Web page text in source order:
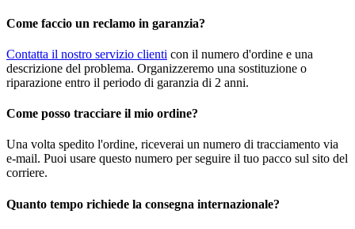
Come faccio un reclamo in garanzia?
Contatta il nostro servizio clienti con il numero d'ordine e una
descrizione del problema. Organizzeremo una sostituzione o
riparazione entro il periodo di garanzia di 2 anni.
Come posso tracciare il mio ordine?
Una volta spedito l'ordine, riceverai un numero di tracciamento via
e-mail. Puoi usare questo numero per seguire il tuo pacco sul sito del
corriere.
Quanto tempo richiede la consegna internazionale?